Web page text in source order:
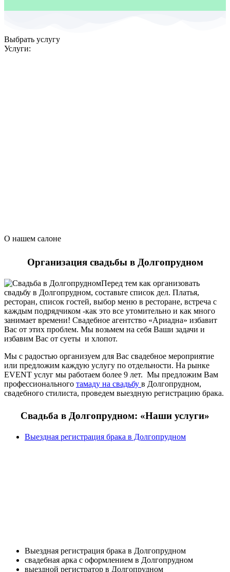
Выбрать услугу
Услуги:
О нашем салоне
Организация свадьбы в Долгопрудном
Перед тем как организовать
свадьбу в Долгопрудном, составьте список дел. Платья,
ресторан, список гостей, выбор меню в ресторане, встреча с
каждым подрядчиком -как это все утомительно и как много
занимает времени! Свадебное агентство «Ариадна» избавит
Вас от этих проблем. Мы возьмем на себя Ваши задачи и
избавим Вас от суеты и хлопот.
Мы с радостью организуем для Вас свадебное мероприятие
или предложим каждую услугу по отдельности. На рынке
EVENT услуг мы работаем более 9 лет. Мы предложим Вам
профессионального тамаду на свадьбу в Долгопрудном,
свадебного стилиста, проведем выездную регистрацию брака.
Свадьба в Долгопрудном: «Наши услуги»
Выездная регистрация брака в Долгопрудном
Выездная регистрация брака в Долгопрудном
свадебная арка с оформлением в Долгопрудном
выездной регистратор в Долгопрудном